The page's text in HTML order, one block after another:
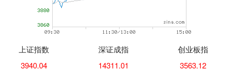
上证指数
3940.04
深证成指
14311.01
创业板指
3563.12